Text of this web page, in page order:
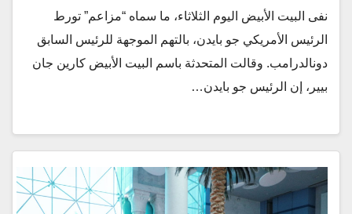
نفى البيت الأبيض اليوم الثلاثاء، ما سماه “مزاعم” تورط
الرئيس الأمريكي جو بايدن، بالتهم الموجهة للرئيس السابق
دونالدرامب. وقالت المتحدثة باسم البيت الأبيض كارين جان
بيير، إن الرئيس جو بايدن…